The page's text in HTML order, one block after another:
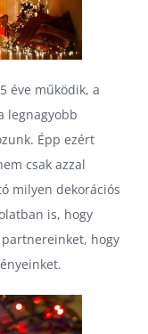
éve működik, a
legnagyobb
Épp ezért
csak azzal
milyen dekorációs
is, hogy
hogy